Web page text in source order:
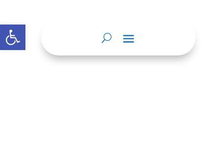
Abrir barra de herramientas
Nosotros